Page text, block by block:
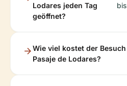
Lodares jeden Tag
geöffnet?
Wie viel kostet der Besuch
Pasaje de Lodares?